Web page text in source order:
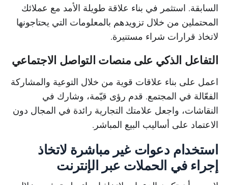
السابقة. استثمر في بناء علاقة طويلة الأمد مع عملائك
المحتملين من خلال تزويدهم بالمعلومات التي يحتاجونها
لاتخاذ قرارات شراء مستنيرة.
التفاعل الذكي على منصات التواصل الاجتماعي
اعمل على بناء علاقات قوية من خلال التوعية والمشاركة
الفعّالة في المجتمع. قدم رؤى قيّمة، وشارك في
النقاشات، واجعل علامتك التجارية رائدة في المجال دون
الاعتماد على أساليب البيع المباشر.
استخدام دعوات غير مباشرة لاتخاذ
إجراء في الحملات عبر الإنترنت